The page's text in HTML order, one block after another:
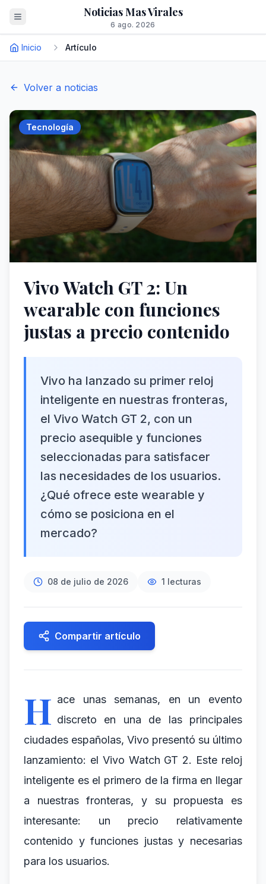
Noticias Mas Virales
6 ago. 2026
Inicio Artículo
Volver a noticias
Tecnología
Vivo Watch GT 2: Un
wearable con funciones
justas a precio contenido
Vivo ha lanzado su primer reloj
inteligente en nuestras fronteras,
el Vivo Watch GT 2, con un
precio asequible y funciones
seleccionadas para satisfacer
las necesidades de los usuarios.
¿Qué ofrece este wearable y
cómo se posiciona en el
mercado?
08 de julio de 2026 1 lecturas
Compartir artículo
H ace unas semanas, en un evento
discreto en una de las principales
ciudades españolas, Vivo presentó su último
lanzamiento: el Vivo Watch GT 2. Este reloj
inteligente es el primero de la firma en llegar
a nuestras fronteras, y su propuesta es
interesante: un precio relativamente
contenido y funciones justas y necesarias
para los usuarios.